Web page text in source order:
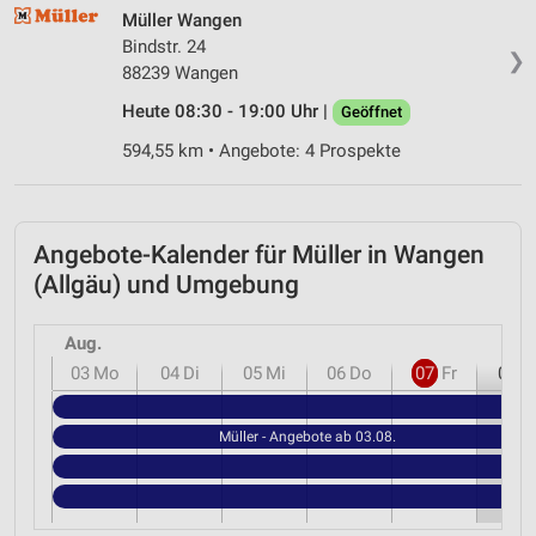
❯
Müller Wangen
Bindstr. 24
88239 Wangen
Heute 08:30 - 19:00 Uhr |
Geöffnet
594,55 km • Angebote: 4 Prospekte
Angebote-Kalender für Müller in Wangen
(Allgäu) und Umgebung
Aug.
03 Mo 04 Di 05 Mi 06 Do 07 Fr 08
Müller - Angebote ab 03.08.
Messung der Performance von Inhalten
Analyse von Zielgruppen durch Statistiken oder
Entwicklung und Verbesserung der Angebote
IAB-Besonderheiten:
Geräte anhand von aktiv angeforderten
Informationen identifizieren
Nicht-IAB-Verarbeitungszwecke:
Notwendig
Performance